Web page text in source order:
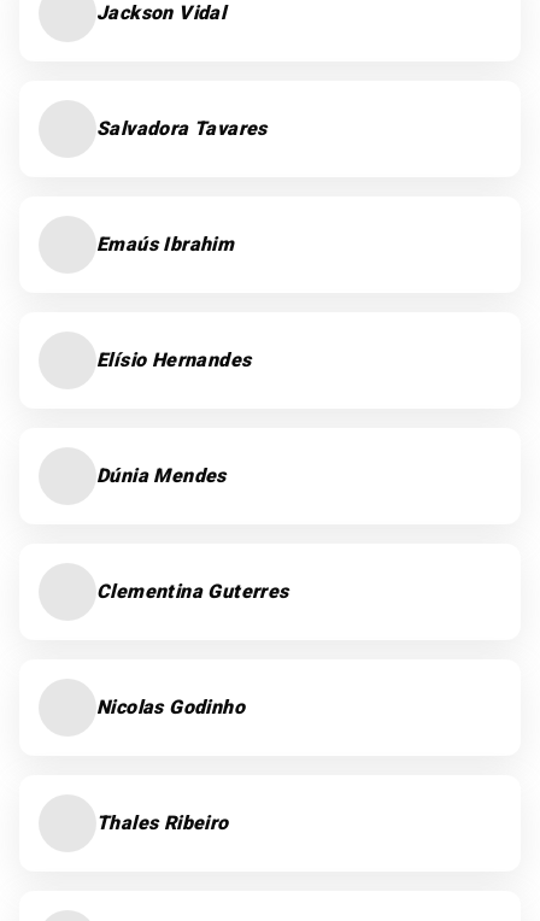
Jackson Vidal
Salvadora Tavares
Emaús Ibrahim
Elísio Hernandes
Dúnia Mendes
Clementina Guterres
Nicolas Godinho
Thales Ribeiro